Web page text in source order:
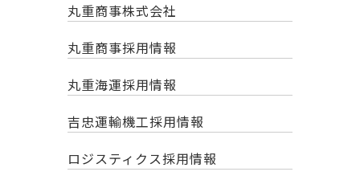
丸重商事株式会社
丸重商事採用情報
丸重海運採用情報
吉忠運輸機工採用情報
ロジスティクス採用情報